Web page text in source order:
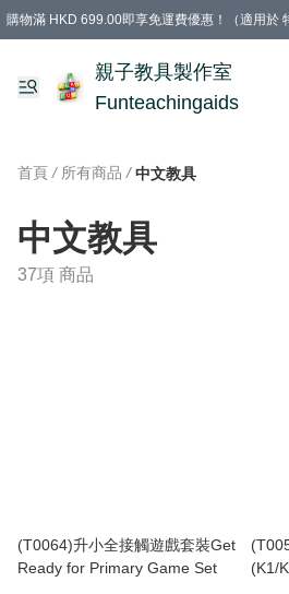
購物滿 HKD 699.00即享免運費優惠！（適用於
凡購物滿HKD 699.00，即享免費禮品
親子教具製作室
Funteachingaids
首頁 / 所有商品 / 中文教具
中文教具
37項 商品
(T0064)升小全接觸遊戲套裝Get
Ready for Primary Game Set
(K1/